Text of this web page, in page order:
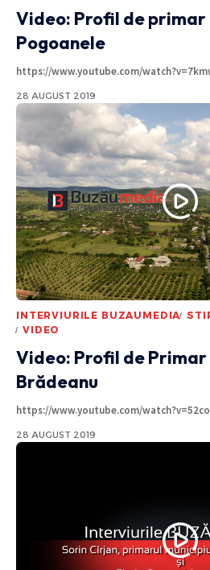
Video: Profil de primar
Pogoanele
https://www.youtube.com/
28 AUGUST 2019
INTERVIURILE BUZAUMEDIA
VIDEO
Video: Profil de Primar
Brădeanu
https://www.youtube.com/
28 AUGUST 2019